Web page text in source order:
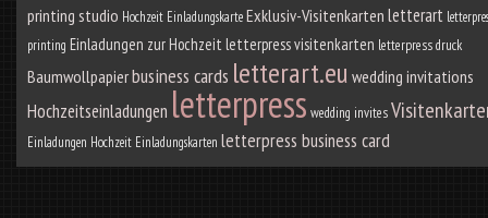
printing studio Hochzeit EinladungskarteExklusiv-Visitenkarten letterart
printing Einladungen zur Hochzeit letterpress visitenkarten letterpress druck
Baumwollpapierbusiness cards letterart.eu wedding invitations
Hochzeitseinladungen letterpress wedding invites
Einladungen Hochzeit Einladungskarten letterpress business card